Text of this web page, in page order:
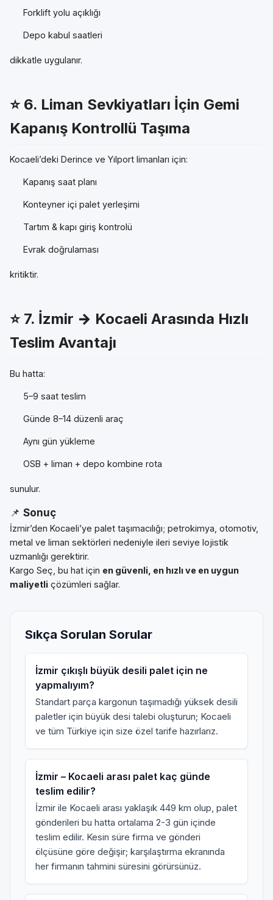
Forklift yolu açıklığı
Depo kabul saatleri
dikkatle uygulanır.
⭐ 6. Liman Sevkiyatları İçin Gemi
Kapanış Kontrollü Taşıma
Kocaeli’deki Derince ve Yılport limanları için:
Kapanış saat planı
Konteyner içi palet yerleşimi
Tartım & kapı giriş kontrolü
Evrak doğrulaması
kritiktir.
⭐ 7. İzmir → Kocaeli Arasında Hızlı
Teslim Avantajı
Bu hatta:
5–9 saat teslim
Günde 8–14 düzenli araç
Aynı gün yükleme
OSB + liman + depo kombine rota
sunulur.
📌 Sonuç
İzmir’den Kocaeli’ye palet taşımacılığı; petrokimya, otomotiv,
metal ve liman sektörleri nedeniyle ileri seviye lojistik
uzmanlığı gerektirir.
Kargo Seç, bu hat için en güvenli, en hızlı ve en uygun
maliyetli çözümleri sağlar.
Sıkça Sorulan Sorular
İzmir çıkışlı büyük desili palet için ne
yapmalıyım?
Standart parça kargonun taşımadığı yüksek desili
paletler için büyük desi talebi oluşturun; Kocaeli
ve tüm Türkiye için size özel tarife hazırlarız.
İzmir – Kocaeli arası palet kaç günde
teslim edilir?
İzmir ile Kocaeli arası yaklaşık 449 km olup, palet
gönderileri bu hatta ortalama 2-3 gün içinde
teslim edilir. Kesin süre firma ve gönderi
ölçüsüne göre değişir; karşılaştırma ekranında
her firmanın tahmini süresini görürsünüz.